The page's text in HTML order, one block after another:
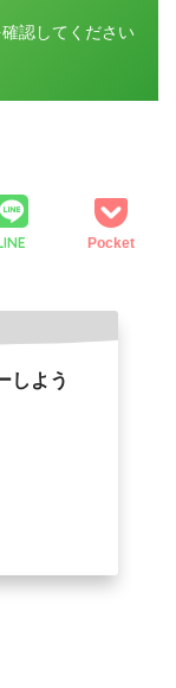
確認してください
Pocket
しよう